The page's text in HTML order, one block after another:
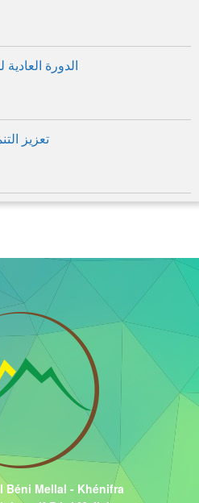
الدورة العادية
تعزيز
Béni Mellal - Khénifra